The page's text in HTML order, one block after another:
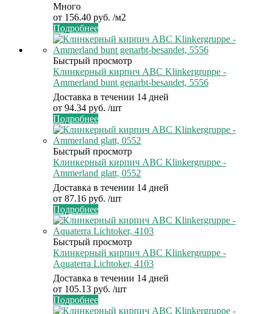
Много
от 156.40 руб. /м2
Подробнее
Быстрый просмотр
Клинкерный кирпич ABC Klinkergruppe -
Ammerland bunt genarbt-besandet, 5556
Доставка в течении 14 дней
от 94.34 руб. /шт
Подробнее
Быстрый просмотр
Клинкерный кирпич ABC Klinkergruppe -
Ammerland glatt, 0552
Доставка в течении 14 дней
от 87.16 руб. /шт
Подробнее
Быстрый просмотр
Клинкерный кирпич ABC Klinkergruppe -
Aquaterra Lichtoker, 4103
Доставка в течении 14 дней
от 105.13 руб. /шт
Подробнее